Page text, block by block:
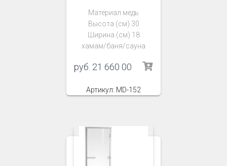
Материал медь
Высота (см) 30
Ширина (см) 18
хамам/баня/сауна
руб. 21 660 00
Артикул: MD-152